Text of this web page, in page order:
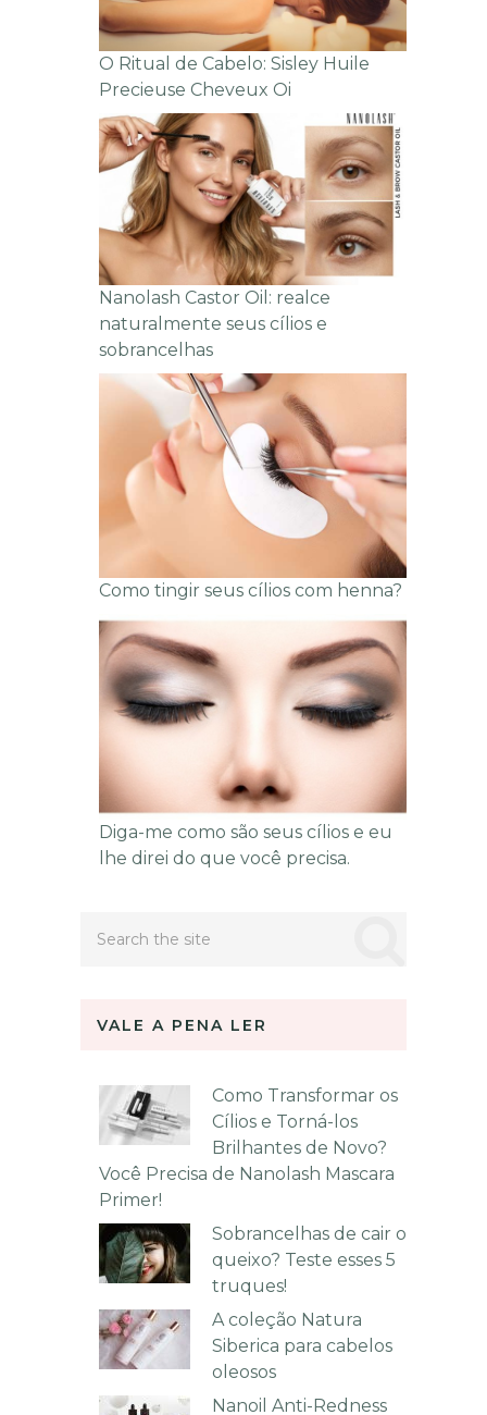
O Ritual de Cabelo: Sisley Huile
Precieuse Cheveux Oi
Nanolash Castor Oil: realce
naturalmente seus cílios e
sobrancelhas
Como tingir seus cílios com henna?
Diga-me como são seus cílios e eu
lhe direi do que você precisa.
VALE A PENA LER
Como Transformar os
Cílios e Torná-los
Brilhantes de Novo?
Você Precisa de Nanolash Mascara
Primer!
Sobrancelhas de cair o
queixo? Teste esses 5
truques!
A coleção Natura
Siberica para cabelos
oleosos
Nanoil Anti-Redness